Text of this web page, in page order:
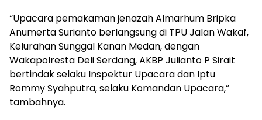
“Upacara pemakaman jenazah Almarhum Bripka
Anumerta Surianto berlangsung di TPU Jalan Wakaf,
Kelurahan Sunggal Kanan Medan, dengan
Wakapolresta Deli Serdang, AKBP Julianto P Sirait
bertindak selaku Inspektur Upacara dan Iptu
Rommy Syahputra, selaku Komandan Upacara,”
tambahnya.